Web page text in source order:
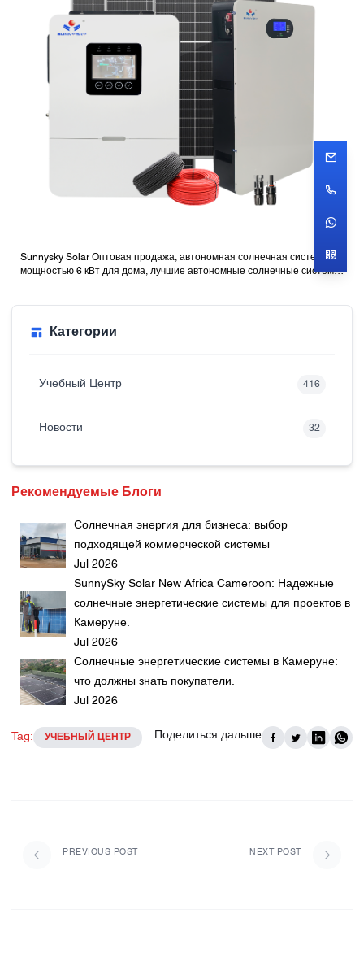
Sunnysky Solar Оптовая продажа, автономная солнечная система
мощностью 6 кВт для дома, лучшие автономные солнечные системы
Категории
Учебный Центр 416
Новости 32
Рекомендуемые Блоги
Солнечная энергия для бизнеса: выбор
подходящей коммерческой системы
Jul 2026
SunnySky Solar New Africa Cameroon: Надежные
солнечные энергетические системы для проектов в
Камеруне.
Jul 2026
Солнечные энергетические системы в Камеруне:
что должны знать покупатели.
Jul 2026
Tag: УЧЕБНЫЙ ЦЕНТР Поделиться дальше
PREVIOUS POST NEXT POST